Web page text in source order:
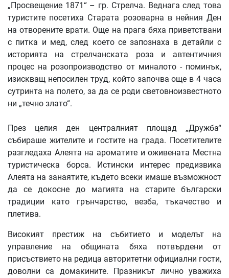
„Просвещение 1871“ – гр. Стрелча. Веднага след това
туристите посетиха Старата розоварна в нейния Ден
на отворените врати. Още на прага бяха приветствани
с питка и мед, след което се запознаха в детайли с
историята на стрелчанската роза и автентичния
процес на розопроизводство от миналото - поминък,
изискващ непосилен труд, който започва още в 4 часа
сутринта на полето, за да се роди световноизвестното
ни „течно злато“.
През целия ден централният площад „Дружба“
събираше жителите и гостите на града. Посетителите
разгледаха Алеята на ароматите и оживената Местна
туристическа борса. Истински интерес предизвика
Алеята на занаятите, където всеки имаше възможност
да се докосне до магията на старите български
традиции като грънчарство, везба, тъкачество и
плетива.
Високият престиж на събитието и моделът на
управление на общината бяха потвърдени от
присъствието на редица авторитетни официални гости,
доволни са домакините. Празникът лично уважиха